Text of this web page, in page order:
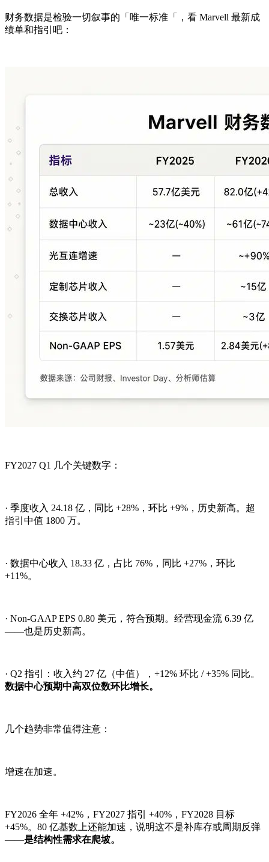
财务数据是检验一切叙事的「唯一标准「，看 Marvell 最新成
绩单和指引吧：
FY2027 Q1 几个关键数字：
· 季度收入 24.18 亿，同比 +28%，环比 +9%，历史新高。超
指引中值 1800 万。
· 数据中心收入 18.33 亿，占比 76%，同比 +27%，环比
+11%。
· Non-GAAP EPS 0.80 美元，符合预期。经营现金流 6.39 亿
——也是历史新高。
· Q2 指引：收入约 27 亿（中值），+12% 环比 / +35% 同比。
数据中心预期中高双位数环比增长。
几个趋势非常值得注意：
增速在加速。
FY2026 全年 +42%，FY2027 指引 +40%，FY2028 目标
+45%。80 亿基数上还能加速，说明这不是补库存或周期反弹
——是结构性需求在爬坡。